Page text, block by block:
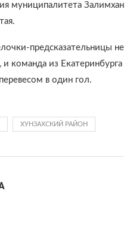
муниципалитета Залимхан
предсказательницы не
команда из Екатеринбурга
в один гол.
ХУНЗАХСКИЙ РАЙОН